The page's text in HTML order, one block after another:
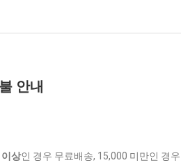
안내
상인 경우 무료배송, 15,000 미만인 경